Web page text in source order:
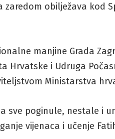
zaredom obilježava kod
manjine Grada
Hrvatske i Udruga
Ministarstva
sve poginule, nestale i
vijenaca i učenje